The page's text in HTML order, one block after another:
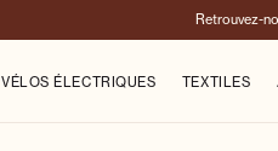
Retrouvez-
VÉLOS ÉLECTRIQUES TEXTILES